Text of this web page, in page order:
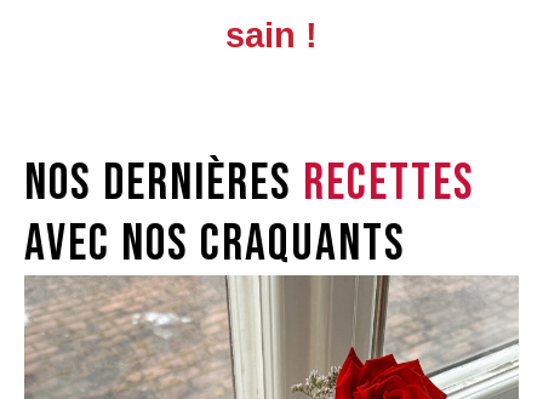
sain !
Nos dernières recettes
avec nos craquants